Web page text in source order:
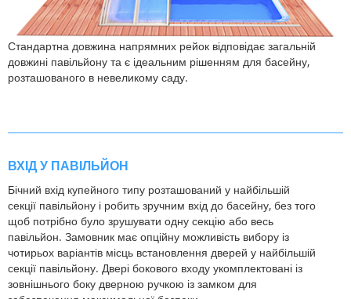
Стандартна довжина напрямних рейок відповідає загальній
довжині павільйону та є ідеальним рішенням для басейну,
розташованого в невеликому саду.
ВХІД У ПАВІЛЬЙОН
Бічний вхід купейного типу розташований у найбільшій
секції павільйону і робить зручним вхід до басейну, без того
щоб потрібно було зрушувати одну секцію або весь
павільйон. Замовник має опційну можливість вибору із
чотирьох варіантів місць встановлення дверей у найбільшій
секції павільйону. Двері бокового входу укомплектовані із
зовнішнього боку дверною ручкою із замком для